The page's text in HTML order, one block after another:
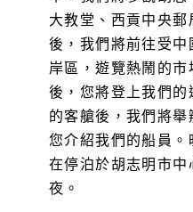
大教堂、西貢中央
後，我們將前往受
岸區，遊覽熱鬧的
後，您將登上我們
的客艙後，我們將
您介紹我們的船員
在停泊於胡志明市中
夜。